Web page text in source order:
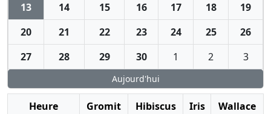
13
14 15 16 17 18
19
20
21 22 23 24 25
26
27
28 29 30 1 2 3
Aujourd'hui
Heure Gromit Hibiscus Iris
Wallace